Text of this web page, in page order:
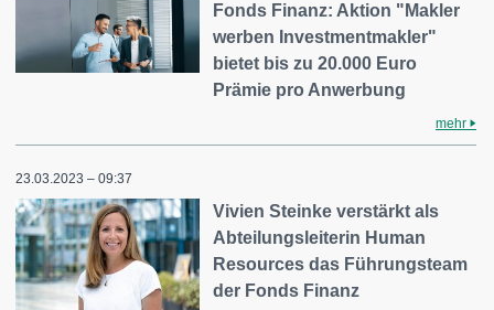
Fonds Finanz: Aktion "Makler
werben Investmentmakler"
bietet bis zu 20.000 Euro
Prämie pro Anwerbung
mehr
23.03.2023 – 09:37
Vivien Steinke verstärkt als
Abteilungsleiterin Human
Resources das Führungsteam
der Fonds Finanz